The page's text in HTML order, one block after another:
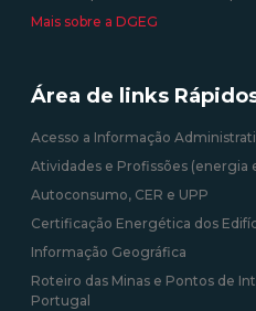
Mais sobre a DGEG
Área de links
Acesso a Informação
Atividades e Profissões (energia
Autoconsumo, CER e UPP
Certificação Energética dos
Informação Geográfica
Roteiro das Minas e Pontos de
Portugal